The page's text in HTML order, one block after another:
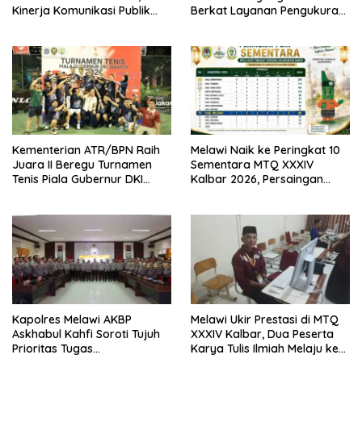
Kinerja Komunikasi Publik
Berkat Layanan Pengukuran
Kementerian ATR/BPN Raih
Juara II Beregu Turnamen
Tenis Piala Gubernur DKI
Melawi Naik ke Peringkat 10
Sementara MTQ XXXIV
Kalbar 2026, Persaingan
Kapolres Melawi AKBP
Askhabul Kahfi Soroti Tujuh
Prioritas Tugas
Melawi Ukir Prestasi di MTQ
XXXIV Kalbar, Dua Peserta
Karya Tulis Ilmiah Melaju ke